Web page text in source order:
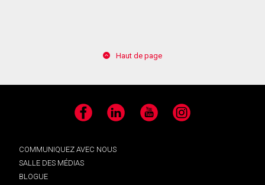
Haut de page
Facebook LinkedIn YouTube Instagram
COMMUNIQUEZ AVEC NOUS
SALLE DES MÉDIAS
BLOGUE